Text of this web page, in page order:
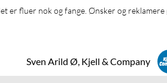
Sven Arild Ø, Kjell & Company